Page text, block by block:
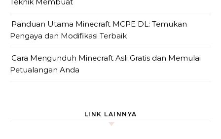
Panduan Utama Minecraft MCPE DL: Temukan
Pengaya dan Modifikasi Terbaik
Cara Mengunduh Minecraft Asli Gratis dan Memulai
Petualangan Anda
LINK LAINNYA